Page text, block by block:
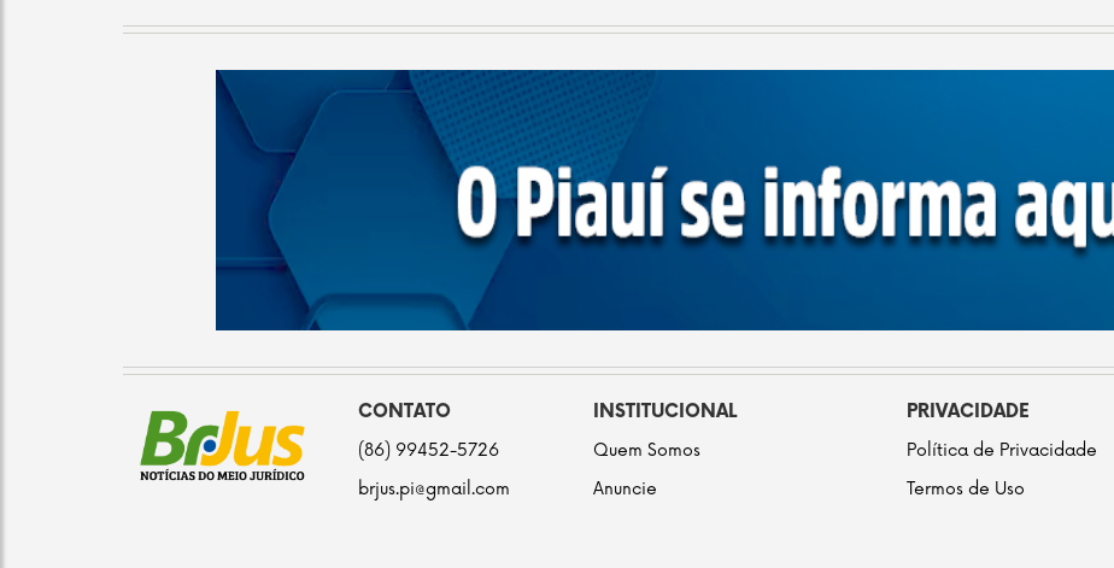
CONTATO
(86) 99452-5726
brjus.pi@gmail.com
INSTITUCIONAL
Quem Somos
Anuncie
PRIVACIDADE
Política de Privacidade
Termos de Uso